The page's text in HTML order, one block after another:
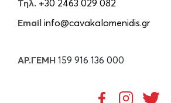
Τηλ. +30 2463 029 082
Email info@cavakalomenidis.gr
ΑΡ.ΓΕΜΗ 159 916 136 000